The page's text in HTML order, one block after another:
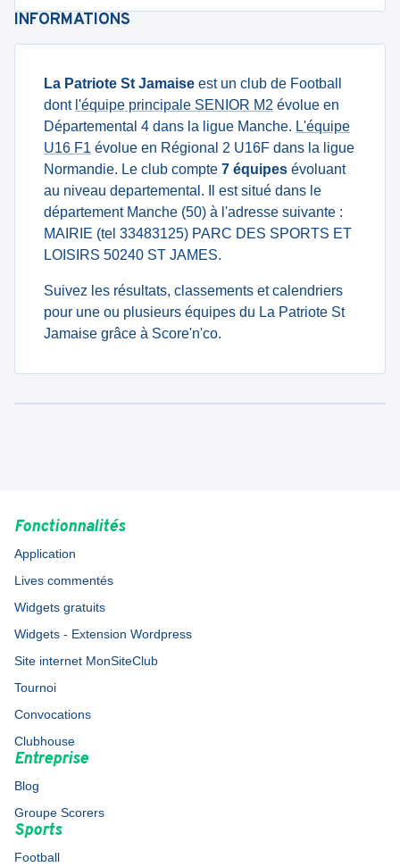
INFORMATIONS
La Patriote St Jamaise est un club de Football
dont l'équipe principale SENIOR M2 évolue en
Départemental 4 dans la ligue Manche. L'équipe
U16 F1 évolue en Régional 2 U16F dans la ligue
Normandie. Le club compte 7 équipes évoluant
au niveau departemental. Il est situé dans le
département Manche (50) à l'adresse suivante :
MAIRIE (tel 33483125) PARC DES SPORTS ET
LOISIRS 50240 ST JAMES.
Suivez les résultats, classements et calendriers
pour une ou plusieurs équipes du La Patriote St
Jamaise grâce à Score'n'co.
Fonctionnalités
Application
Lives commentés
Widgets gratuits
Widgets - Extension Wordpress
Site internet MonSiteClub
Tournoi
Convocations
Clubhouse
Entreprise
Blog
Groupe Scorers
Sports
Football